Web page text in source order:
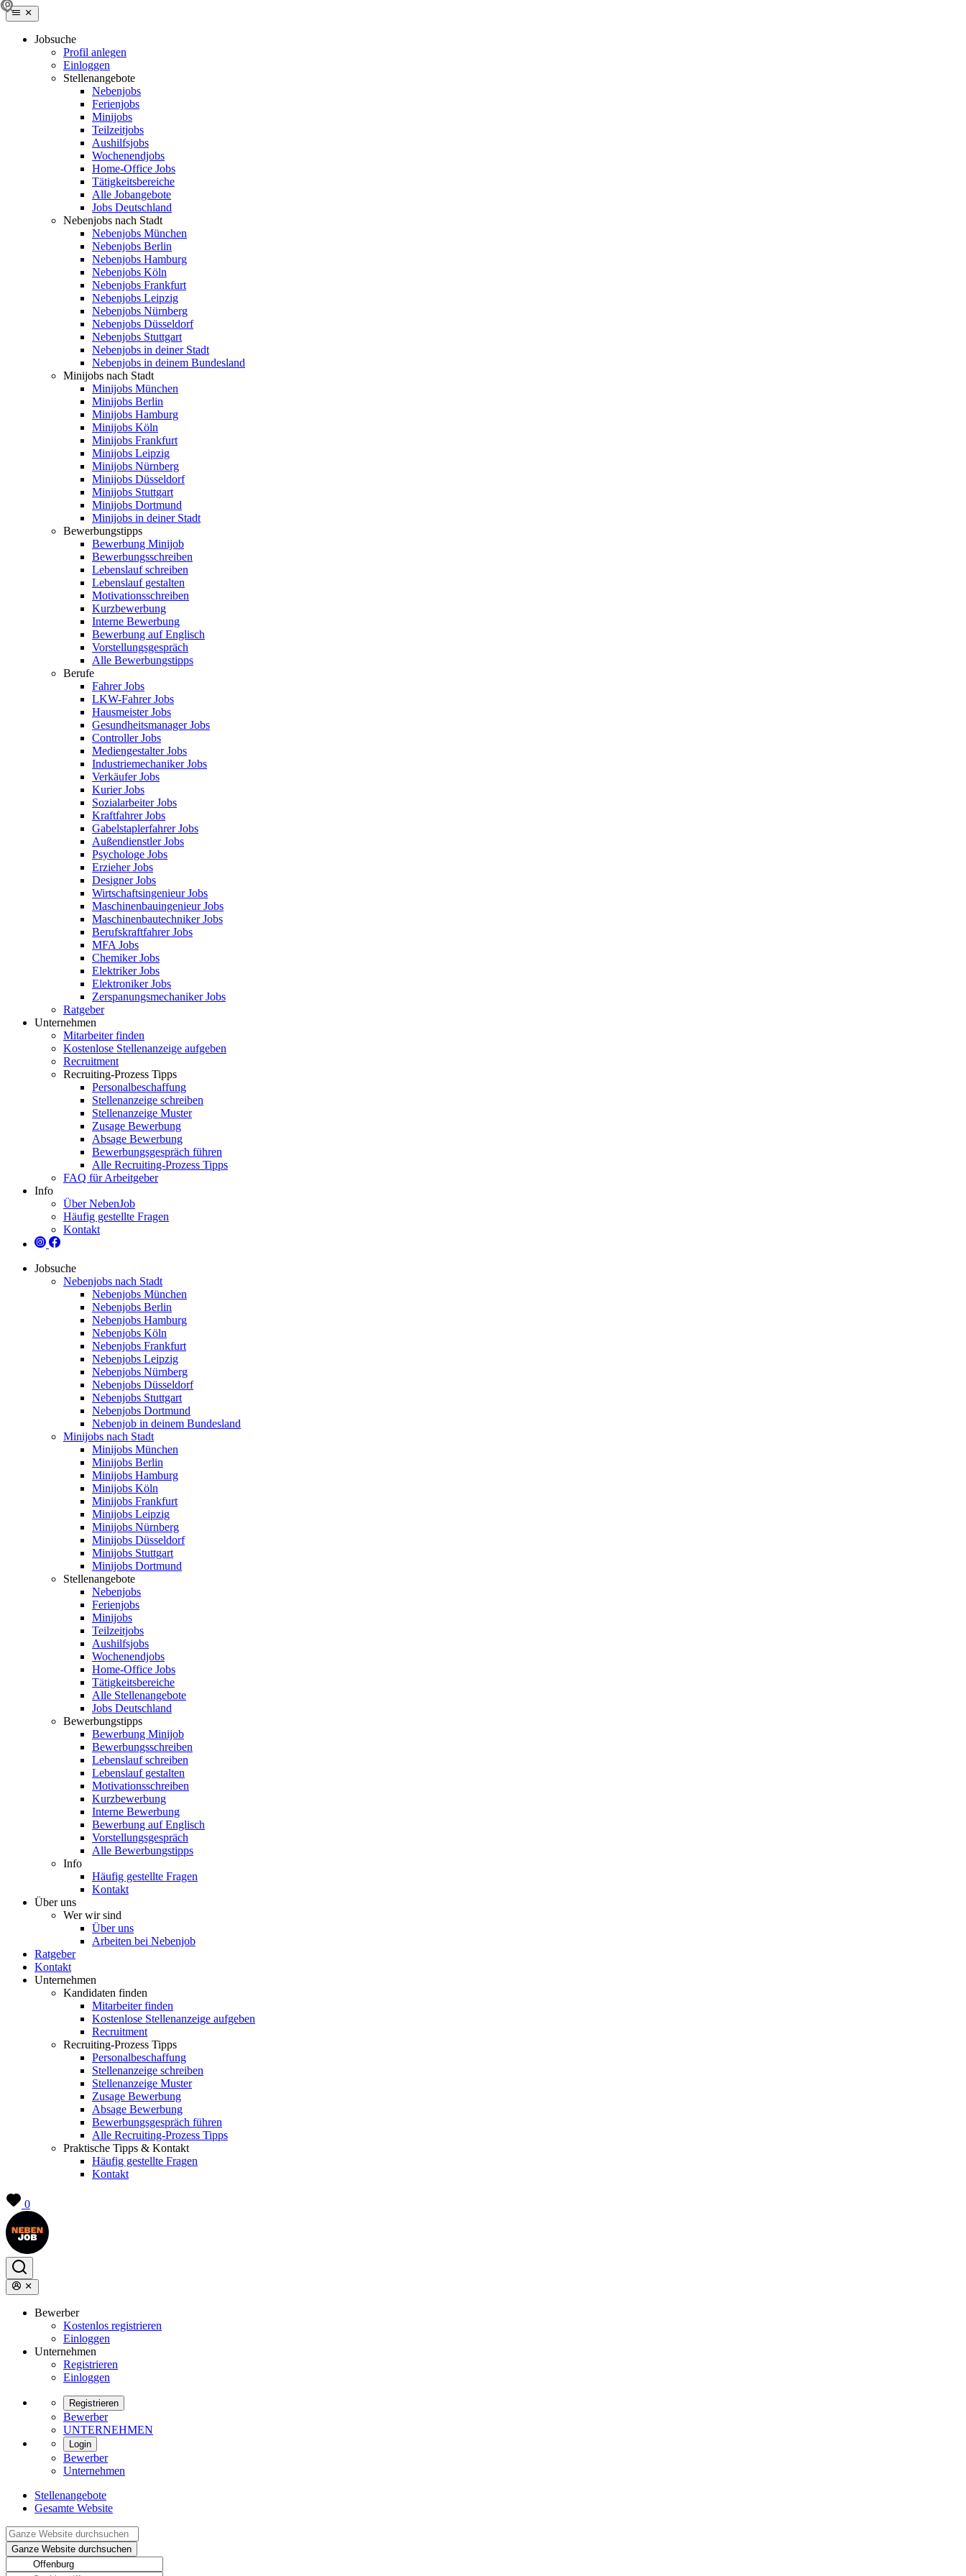
Jobsuche
Profil anlegen
Einloggen
Stellenangebote
Nebenjobs
Ferienjobs
Minijobs
Teilzeitjobs
Aushilfsjobs
Wochenendjobs
Home-Office Jobs
Tätigkeitsbereiche
Alle Jobangebote
Jobs Deutschland
Nebenjobs nach Stadt
Nebenjobs München
Nebenjobs Berlin
Nebenjobs Hamburg
Nebenjobs Köln
Nebenjobs Frankfurt
Nebenjobs Leipzig
Nebenjobs Nürnberg
Nebenjobs Düsseldorf
Nebenjobs Stuttgart
Nebenjobs in deiner Stadt
Nebenjobs in deinem Bundesland
Minijobs nach Stadt
Minijobs München
Minijobs Berlin
Minijobs Hamburg
Minijobs Köln
Minijobs Frankfurt
Minijobs Leipzig
Minijobs Nürnberg
Minijobs Düsseldorf
Minijobs Stuttgart
Minijobs Dortmund
Minijobs in deiner Stadt
Bewerbungstipps
Bewerbung Minijob
Bewerbungsschreiben
Lebenslauf schreiben
Lebenslauf gestalten
Motivationsschreiben
Kurzbewerbung
Interne Bewerbung
Bewerbung auf Englisch
Vorstellungsgespräch
Alle Bewerbungstipps
Berufe
Fahrer Jobs
LKW-Fahrer Jobs
Hausmeister Jobs
Gesundheitsmanager Jobs
Controller Jobs
Mediengestalter Jobs
Industriemechaniker Jobs
Verkäufer Jobs
Kurier Jobs
Sozialarbeiter Jobs
Kraftfahrer Jobs
Gabelstaplerfahrer Jobs
Außendienstler Jobs
Psychologe Jobs
Erzieher Jobs
Designer Jobs
Wirtschaftsingenieur Jobs
Maschinenbauingenieur Jobs
Maschinenbautechniker Jobs
Berufskraftfahrer Jobs
MFA Jobs
Chemiker Jobs
Elektriker Jobs
Elektroniker Jobs
Zerspanungsmechaniker Jobs
Ratgeber
Unternehmen
Mitarbeiter finden
Kostenlose Stellenanzeige aufgeben
Recruitment
Recruiting-Prozess Tipps
Personalbeschaffung
Stellenanzeige schreiben
Stellenanzeige Muster
Zusage Bewerbung
Absage Bewerbung
Bewerbungsgespräch führen
Alle Recruiting-Prozess Tipps
FAQ für Arbeitgeber
Info
Über NebenJob
Häufig gestellte Fragen
Kontakt
Jobsuche
Nebenjobs nach Stadt
Nebenjobs München
Nebenjobs Berlin
Nebenjobs Hamburg
Nebenjobs Köln
Nebenjobs Frankfurt
Nebenjobs Leipzig
Nebenjobs Nürnberg
Nebenjobs Düsseldorf
Nebenjobs Stuttgart
Nebenjobs Dortmund
Nebenjob in deinem Bundesland
Minijobs nach Stadt
Minijobs München
Minijobs Berlin
Minijobs Hamburg
Minijobs Köln
Minijobs Frankfurt
Minijobs Leipzig
Minijobs Nürnberg
Minijobs Düsseldorf
Minijobs Stuttgart
Minijobs Dortmund
Stellenangebote
Nebenjobs
Ferienjobs
Minijobs
Teilzeitjobs
Aushilfsjobs
Wochenendjobs
Home-Office Jobs
Tätigkeitsbereiche
Alle Stellenangebote
Jobs Deutschland
Bewerbungstipps
Bewerbung Minijob
Bewerbungsschreiben
Lebenslauf schreiben
Lebenslauf gestalten
Motivationsschreiben
Kurzbewerbung
Interne Bewerbung
Bewerbung auf Englisch
Vorstellungsgespräch
Alle Bewerbungstipps
Info
Häufig gestellte Fragen
Kontakt
Über uns
Wer wir sind
Über uns
Arbeiten bei Nebenjob
Ratgeber
Kontakt
Unternehmen
Kandidaten finden
Mitarbeiter finden
Kostenlose Stellenanzeige aufgeben
Recruitment
Recruiting-Prozess Tipps
Personalbeschaffung
Stellenanzeige schreiben
Stellenanzeige Muster
Zusage Bewerbung
Absage Bewerbung
Bewerbungsgespräch führen
Alle Recruiting-Prozess Tipps
Praktische Tipps & Kontakt
Häufig gestellte Fragen
Kontakt
0
Bewerber
Kostenlos registrieren
Einloggen
Unternehmen
Registrieren
Einloggen
Registrieren
Bewerber
UNTERNEHMEN
Login
Bewerber
Unternehmen
Stellenangebote
Gesamte Website